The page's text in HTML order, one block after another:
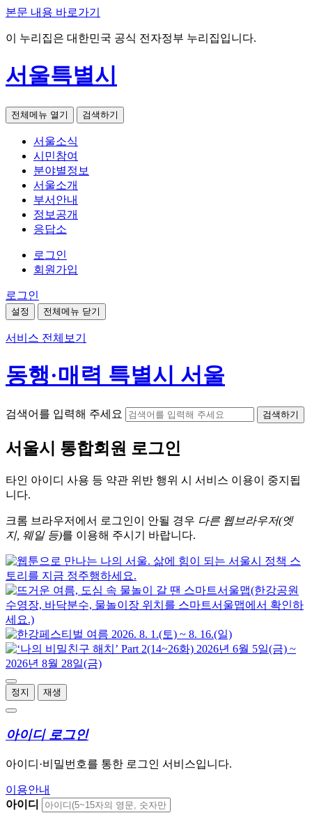
본문 내용 바로가기
이 누리집은 대한민국 공식 전자정부 누리집입니다.
서울특별시
전체메뉴 열기 검색하기
서울소식
시민참여
분야별정보
서울소개
부서안내
정보공개
응답소
로그인
회원가입
로그인
설정 전체메뉴 닫기
서비스 전체보기
동행·매력 특별시 서울
검색어를 입력해 주세요 검색하기
서울시 통합회원 로그인
타인 아이디 사용 등 약관 위반 행위 시 서비스 이용이 중지됩
니다.
크롬 브라우저에서 로그인이 안될 경우 다른 웹브라우저(엣
지, 웨일 등)를 이용해 주시기 바랍니다.
정지 재생
아이디 로그인
아이디·비밀번호를 통한 로그인 서비스입니다.
이용안내
아이디